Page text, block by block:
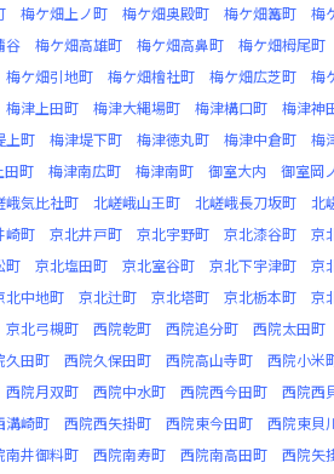
梅ケ畑上ノ町 梅ケ畑奥殿町 梅ケ畑篝町 梅
谷 梅ケ畑高雄町 梅ケ畑高鼻町 梅ケ畑栂尾町
梅ケ畑引地町 梅ケ畑檜社町 梅ケ畑広芝町 梅
梅津上田町 梅津大縄場町 梅津構口町 梅津神
上町 梅津堤下町 梅津徳丸町 梅津中倉町 梅
田町 梅津南広町 梅津南町 御室大内 御室岡
峨気比社町 北嵯峨山王町 北嵯峨長刀坂町 北
崎町 京北井戸町 京北宇野町 京北漆谷町 京
町 京北塩田町 京北室谷町 京北下宇津町 京
北中地町 京北辻町 京北塔町 京北栃本町 京
京北弓槻町 西院乾町 西院追分町 西院太田町
久田町 西院久保田町 西院高山寺町 西院小米
西院月双町 西院中水町 西院西今田町 西院西
溝崎町 西院西矢掛町 西院東今田町 西院東貝
南井御料町 西院南寿町 西院南高田町 西院矢